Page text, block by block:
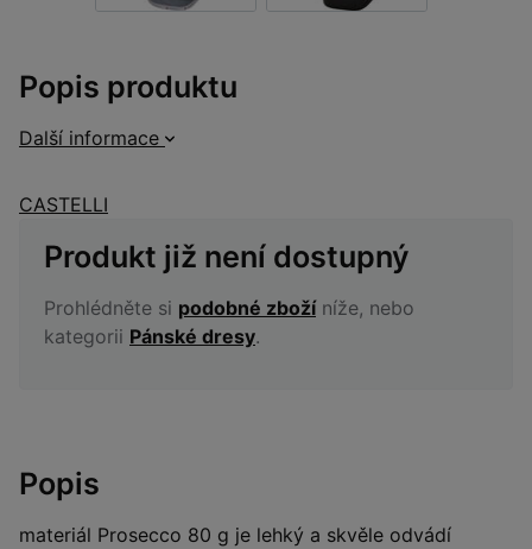
Popis produktu
Další informace
CASTELLI
Produkt již není dostupný
Prohlédněte si podobné zbožíníže, nebo
kategorii Pánské dresy.
Popis
materiál Prosecco 80 g je lehký a skvěle odvádí